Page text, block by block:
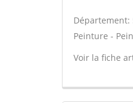
Département:
Peinture -
Voir la fiche